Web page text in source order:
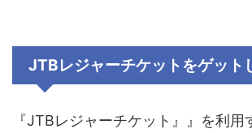
JTBレジャーチケット をゲット
『JTBレジャーチケット 』』を利用